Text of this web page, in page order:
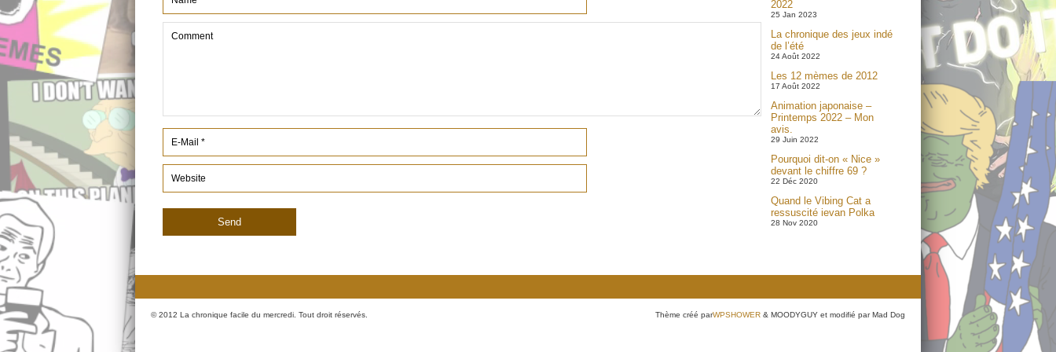
2022
25 Jan 2023
La chronique des jeux indé
de l’été
24 Août 2022
Les 12 mèmes de 2012
17 Août 2022
Animation japonaise –
Printemps 2022 – Mon
avis.
29 Juin 2022
Pourquoi dit-on « Nice »
devant le chiffre 69 ?
22 Déc 2020
Quand le Vibing Cat a
ressuscité ievan Polka
28 Nov 2020
© 2012 La chronique facile du mercredi. Tout droit réservés. Thème créé parWPSHOWER & MOODYGUY et modifié par Mad Dog